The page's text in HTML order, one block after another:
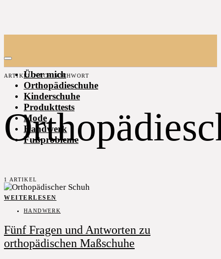
Über mich
Orthopädieschuhe
Kinderschuhe
Produkttests
Mode
Handwerk
Fußprobleme
ARTIKEL NACH SUCHWORT
1 ARTIKEL
WEITERLESEN
HANDWERK
Fünf Fragen und Antworten zu
orthopädischen Maßschuhe